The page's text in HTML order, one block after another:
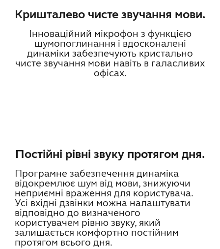
Кришталево чисте звучання мови.
Інноваційний мікрофон з функцією
шумопоглинання і вдосконалені
динаміки забезпечують кристально
чисте звучання мови навіть в галасливих
офісах.
Постійні рівні звуку протягом дня.
Програмне забезпечення динаміка
відокремлює шум від мови, знижуючи
неприємні враження для користувача.
Усі вхідні дзвінки можна налаштувати
відповідно до визначеного
користувачем рівню звуку, який
залишається комфортно постійним
протягом всього дня.